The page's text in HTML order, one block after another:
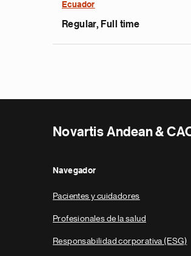
Ecuador
Regular, Full time
Novartis Andean &
Navegador
Pacientes y cuidadores
Profesionales de la salud
Responsabilidad corporativa (ESG)